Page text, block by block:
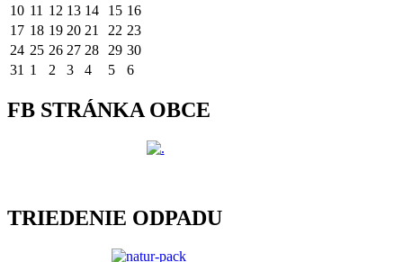
10 11 12 13 14 15 16
17 18 19 20 21 22 23
24 25 26 27 28 29 30
31 1 2 3 4 5 6
FB STRÁNKA OBCE
TRIEDENIE ODPADU